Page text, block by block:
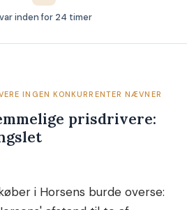
inden for 24 timer
INGEN KONKURRENTER NÆVNER
prisdrivere:
i Horsens burde overse: